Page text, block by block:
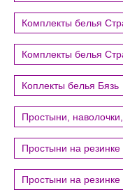
Комплекты белья
Комплекты белья
Коплекты белья Бязь
Простыни,
Простыни на резинке
Простыни на